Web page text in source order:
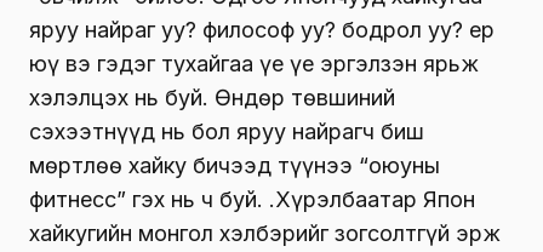
яруу найраг уу? философ уу? бодрол уу? ер
юү вэ гэдэг тухайгаа үе үе эргэлзэн ярьж
хэлэлцэх нь буй. Өндөр төвшиний
сэхээтнүүд нь бол яруу найрагч биш
мөртлөө хайку бичээд түүнээ “оюуны
фитнесс” гэх нь ч буй. Ү.Хүрэлбаатар Япон
хайкугийн монгол хэлбэрийг зогсолтгүй эрж